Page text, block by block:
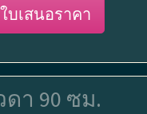
บเสนอราคา
า 90 ซม.